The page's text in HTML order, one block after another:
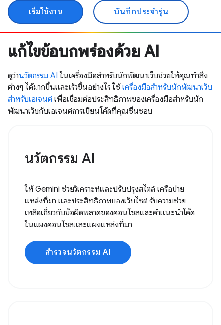
เริ่มใช้งาน บันทึกประจำรุ่น
แก้ไขข้อบกพร่องด้วย AI
ดูว่านวัตกรรม AI ในเครื่องมือสำหรับนักพัฒนาเว็บช่วยให้คุณทำสิ่ง
ต่างๆ ได้มากขึ้นและเร็วขึ้นอย่างไร ใช้ เครื่องมือสำหรับนักพัฒนาเว็บ
สำหรับเอเจนต์เพื่อเชื่อมต่อประสิทธิภาพของเครื่องมือสำหรับนัก
พัฒนาเว็บกับเอเจนต์การเขียนโค้ดที่คุณชื่นชอบ
นวัตกรรม AI
ให้ Gemini ช่วยวิเคราะห์และปรับปรุงสไตล์ เครือข่าย
แหล่งที่มา และประสิทธิภาพของเว็บไซต์ รับความช่วย
เหลือเกี่ยวกับข้อผิดพลาดของคอนโซลและคำแนะนำโค้ด
ในแผงคอนโซลและแผงแหล่งที่มา
สำรวจนวัตกรรม AI